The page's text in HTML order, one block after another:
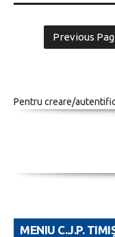
Previous
Pentru creare/
MENIU C.J.P.